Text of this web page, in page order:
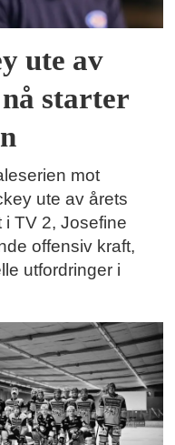
ute av
starter
mot
ute av årets
i TV 2, Josefine
offensiv kraft,
utfordringer i